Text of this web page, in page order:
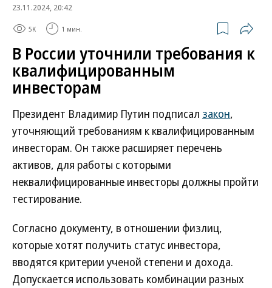
23.11.2024, 20:42
5K 1 мин.
В России уточнили требования к
квалифицированным
инвесторам
Президент Владимир Путин подписал закон,
уточняющий требованиям к квалифицированным
инвесторам. Он также расширяет перечень
активов, для работы с которыми
неквалифицированные инвесторы должны пройти
тестирование.
Согласно документу, в отношении физлиц,
которые хотят получить статус инвестора,
вводятся критерии ученой степени и дохода.
Допускается использовать комбинации разных